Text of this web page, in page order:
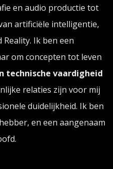
en audio productie tot
artificiële intelligentie,
Ik ben een
om concepten tot leven
technische vaardigheid
relaties zijn voor mij
duidelijkheid. Ik ben
en een aangenaam